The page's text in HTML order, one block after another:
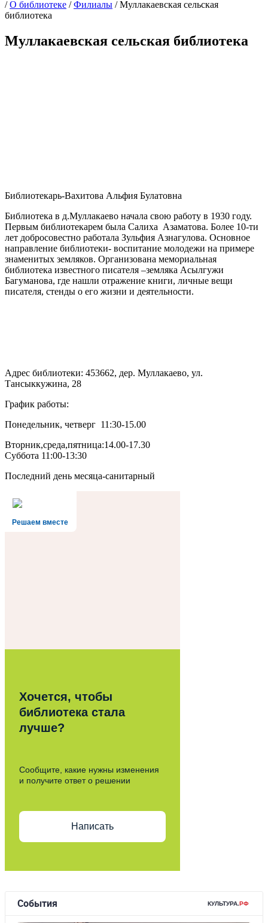
/О библиотеке /Филиалы /Муллакаевская сельская
библиотека
Муллакаевская сельская библиотека
Библиотекарь-Вахитова Альфия Булатовна
Библиотека в д.Муллакаево начала свою работу в 1930 году.
Первым библиотекарем была Салиха Азаматова. Более 10-ти
лет добросовестно работала Зульфия Азнагулова. Основное
направление библиотеки- воспитание молодежи на примере
знаменитых земляков. Организована мемориальная
библиотека известного писателя –земляка Асылгужи
Багуманова, где нашли отражение книги, личные вещи
писателя, стенды о его жизни и деятельности.
Адрес библиотеки: 453662, дер. Муллакаево, ул.
Тансыккужина, 28
График работы:
Понедельник, четверг 11:30-15.00
Вторник,среда,пятница:14.00-17.30
Суббота 11:00-13:30
Последний день месяца-санитарный
Решаем вместе
Хочется, чтобы
библиотека стала
лучше?
Сообщите, какие нужны изменения
и получите ответ о решении
Написать